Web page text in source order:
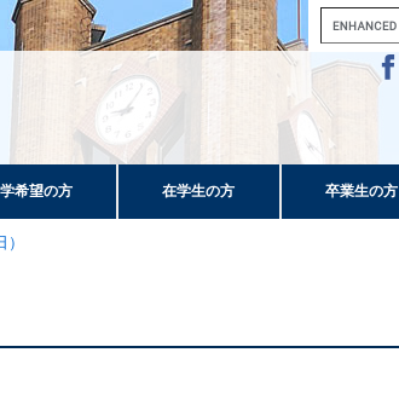
希望の方 在学生の方 卒業生の方